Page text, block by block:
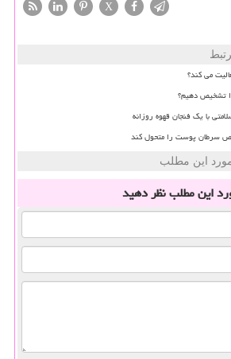
X
می کند؟
تشخیص دهیم؟
سرطان پوست را متحول کند
مورد این مطلب
این مطلبنظر دهید